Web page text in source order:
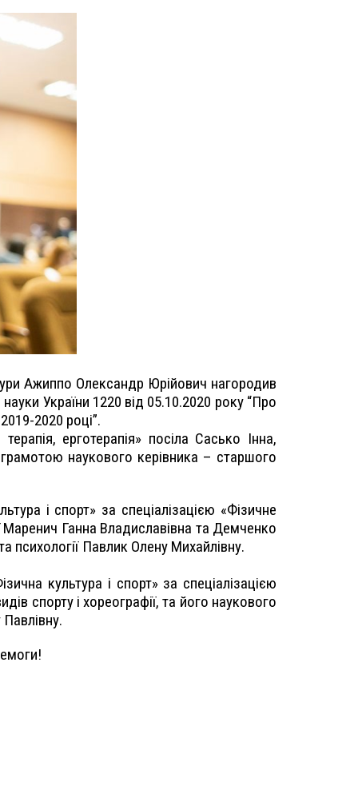
Ажиппо Олександр Юрійович нагородив
України 1220 від 05.10.2020 року “Про
2020 році”.
ерготерапія» посіла Сасько Інна,
наукового керівника – старшого
і спорт» за спеціалізацією «Фізичне
Маренич Ганна Владиславівна та Демченко
та психології Павлик Олену Михайлівну.
культура і спорт» за спеціалізацією
спорту і хореографії, та його наукового